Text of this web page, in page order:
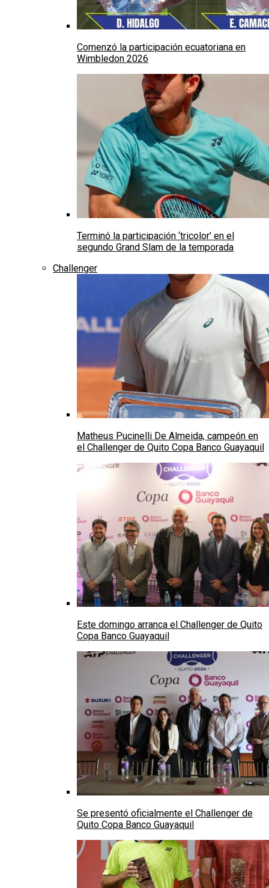
Comenzó la participación ecuatoriana en
Wimbledon 2026
Terminó la participación ‘tricolor’ en el
segundo Grand Slam de la temporada
Challenger
Matheus Pucinelli De Almeida, campeón en
el Challenger de Quito Copa Banco Guayaquil
Este domingo arranca el Challenger de Quito
Copa Banco Guayaquil
Se presentó oficialmente el Challenger de
Quito Copa Banco Guayaquil